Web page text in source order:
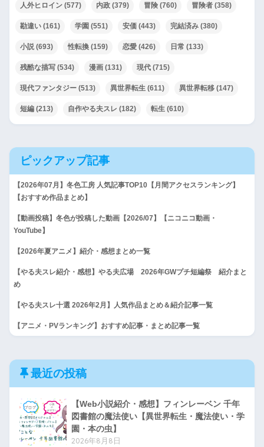
人外ヒロイン (577) 内政 (379) 冒険 (760) 冒険者 (358)
勘違い (161) 学園 (551) 安価 (443) 完結済み (380)
小説(693) 性転換 (159) 恋愛 (426) 日常 (133)
残酷な描写 (534) 漫画 (131) 現代 (715)
現代ファンタジー (513) 異世界転生 (611) 異世界転移 (147)
短編 (213) 自作やる夫スレ (182) 転生 (610)
ピックアップ記事
【2026年07月】冬色工房 人気記事TOP10【月間アクセスランキング】
【おすすめ作品まとめ】
【動画投稿】冬色が投稿した動画【2026/07】【ニコニコ動画・
YouTube】
【2026年夏アニメ】紹介・感想まとめ一覧
【やる夫スレ紹介・感想】やる夫広場 2026年GWプチ短編祭 紹介まと
め
【やる夫スレ十選 2026年2月】人気作品まとめ＆紹介記事一覧
【アニメ・PVランキング】おすすめ記事・まとめ記事一覧
最近の投稿
【Web小説紹介・感想】フィンレーベン 千年
図書館の魔法使い【異世界転生・魔法使い・学
園・本の虫】
2026年8月8日